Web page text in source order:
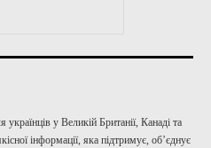
у Великій Британії, Канаді та
інформації, яка підтримує, об’єднує